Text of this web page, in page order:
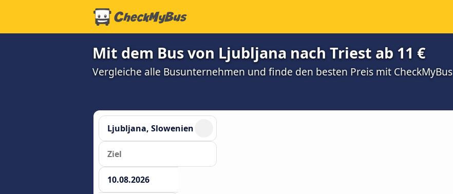
Mit dem Bus von Ljubljana nach Triest ab 11 €
Vergleiche alle Busunternehmen und finde den besten Preis mit CheckMyBus